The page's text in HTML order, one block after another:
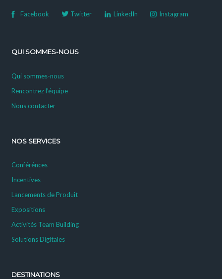
Facebook Twitter LinkedIn Instagram
QUI SOMMES-NOUS
Qui sommes-nous
Rencontrez l’équipe
Nous contacter
NOS SERVICES
Conférénces
Incentives
Lancements de Produit
Expositions
Activités Team Building
Solutions Digitales
DESTINATIONS